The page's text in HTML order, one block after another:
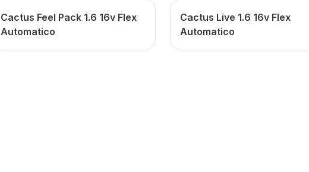
Cactus Feel Pack 1.6 16v Flex
Automatico
Cactus Live 1.6 16v Flex
Automatico